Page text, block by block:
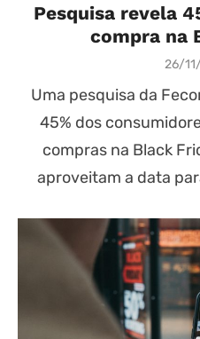
Pesquisa revela
compra na
26/
Uma pesquisa da
45% dos
compras na Black
aproveitam a data